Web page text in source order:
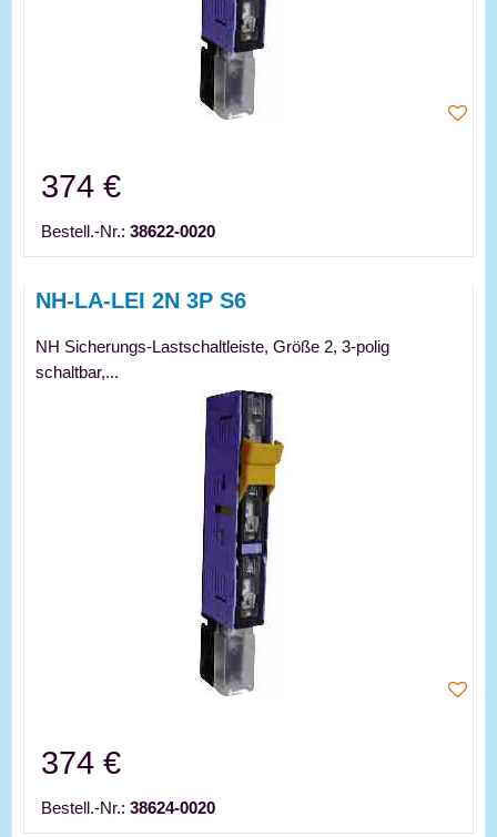
374 €
Bestell.-Nr.: 38622-0020
NH-LA-LEI 2N 3P S6
NH Sicherungs-Lastschaltleiste, Größe 2, 3-polig
schaltbar,...
374 €
Bestell.-Nr.: 38624-0020